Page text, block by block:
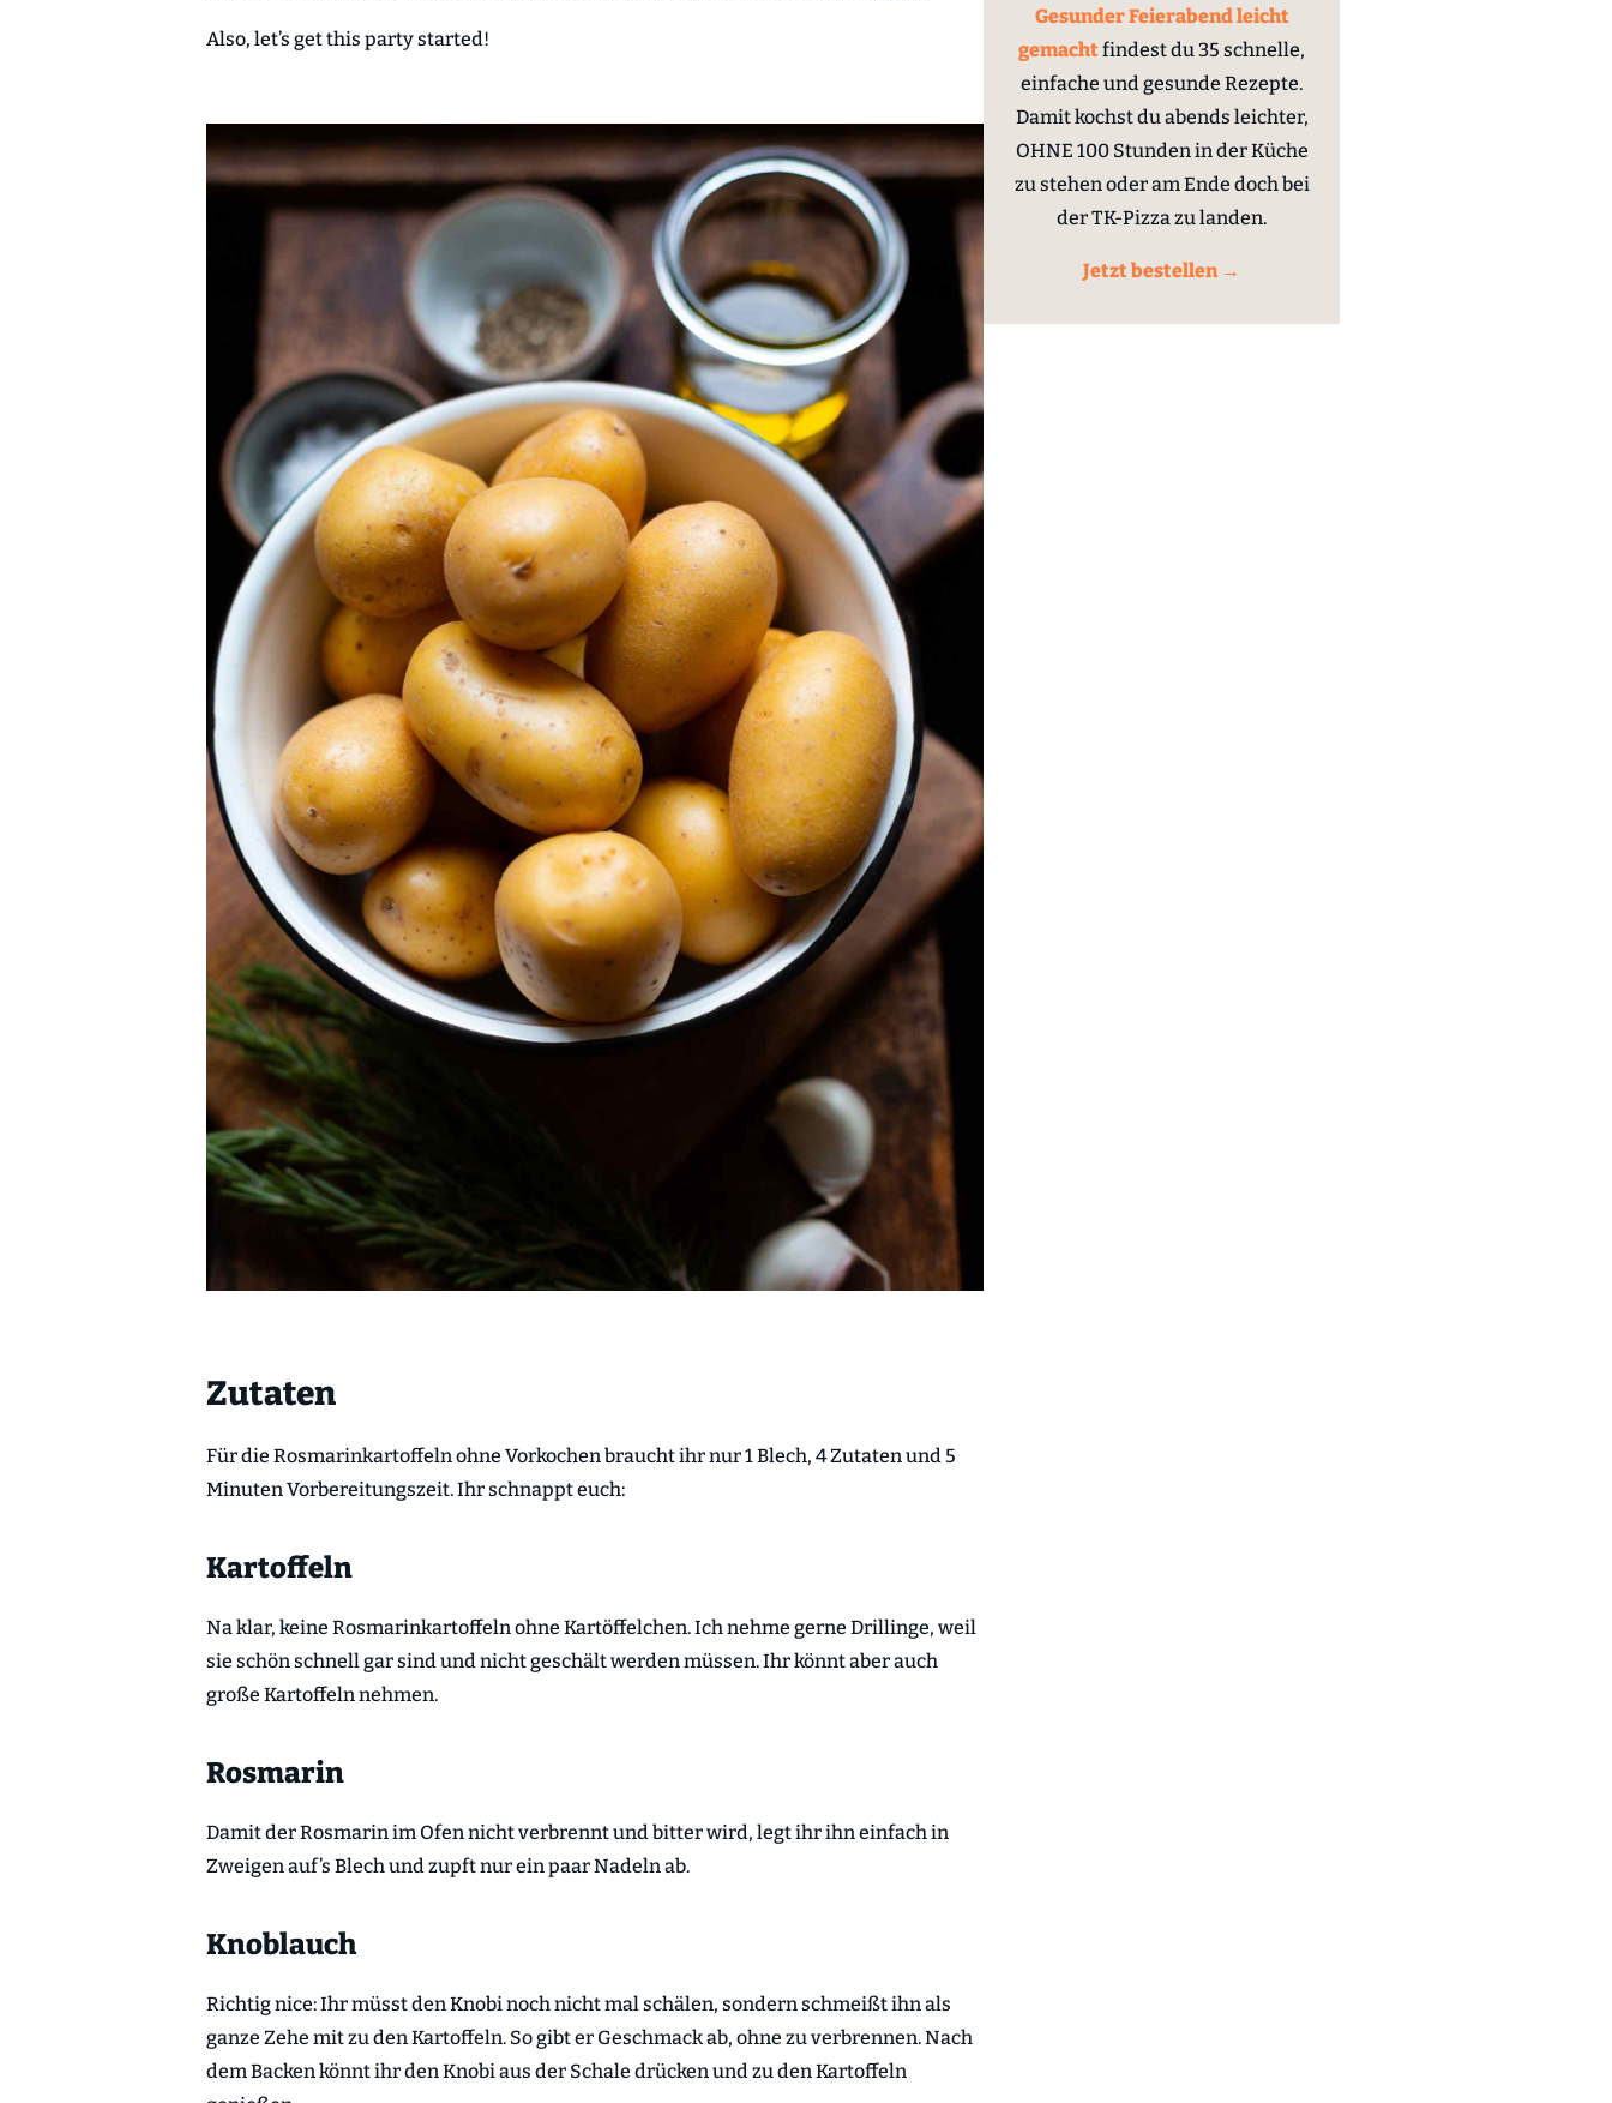
Also, let’s get this party started!
Zutaten
Für die Rosmarinkartoffeln ohne Vorkochen braucht ihr nur 1 Blech, 4 Zutaten und 5
Minuten Vorbereitungszeit. Ihr schnappt euch:
Kartoffeln
Na klar, keine Rosmarinkartoffeln ohne Kartöffelchen. Ich nehme gerne Drillinge, weil
sie schön schnell gar sind und nicht geschält werden müssen. Ihr könnt aber auch
große Kartoffeln nehmen.
Rosmarin
Damit der Rosmarin im Ofen nicht verbrennt und bitter wird, legt ihr ihn einfach in
Zweigen auf’s Blech und zupft nur ein paar Nadeln ab.
Knoblauch
Richtig nice: Ihr müsst den Knobi noch nicht mal schälen, sondern schmeißt ihn als
ganze Zehe mit zu den Kartoffeln. So gibt er Geschmack ab, ohne zu verbrennen. Nach
dem Backen könnt ihr den Knobi aus der Schale drücken und zu den Kartoffeln
Gesunder Feierabend leicht
gemachtfindest du 35 schnelle,
einfache und gesunde Rezepte.
Damit kochst du abends leichter,
OHNE 100 Stunden in der Küche
zu stehen oder am Ende doch bei
der TK-Pizza zu landen.
Jetzt bestellen →